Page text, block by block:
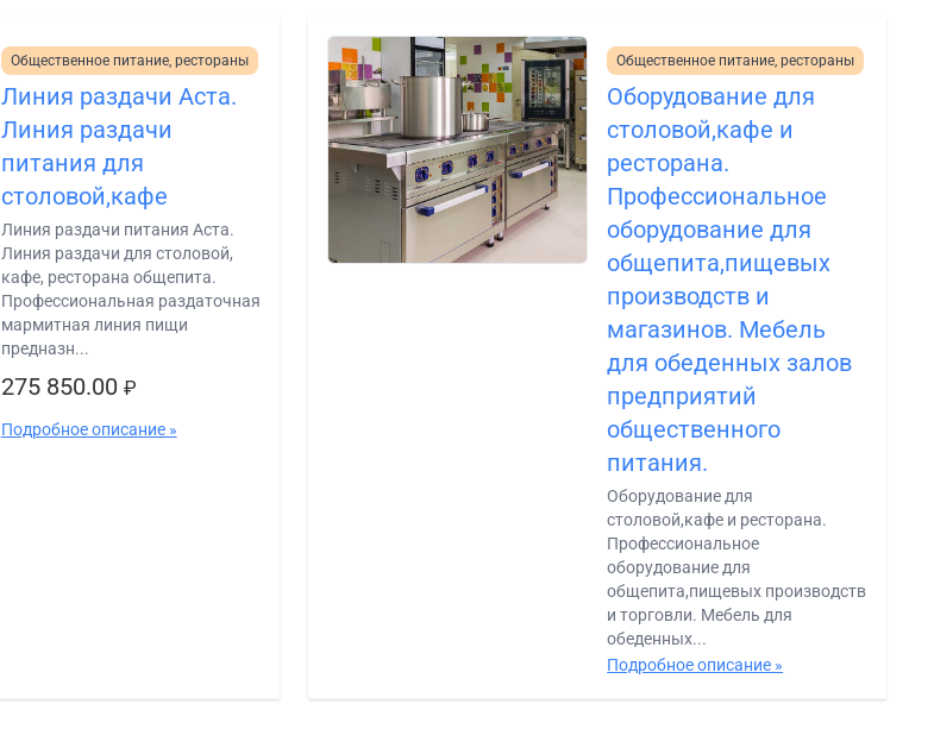
Общественное питание, рестораны
Линия раздачи Аста.
Линия раздачи
питания для
столовой,кафе
Линия раздачи питания Аста.
Линия раздачи для столовой,
кафе, ресторана общепита.
Профессиональная раздаточная
мармитная линия пищи
предназн...
275 850.00 ₽
Подробное описание »
Общественное питание, рестораны
Оборудование для
столовой,кафе и
ресторана.
Профессиональное
оборудование для
общепита,пищевых
производств и
магазинов. Мебель
для обеденных залов
предприятий
общественного
питания.
Оборудование для
столовой,кафе и ресторана.
Профессиональное
оборудование для
общепита,пищевых производств
и торговли. Мебель для
обеденных...
Подробное описание »